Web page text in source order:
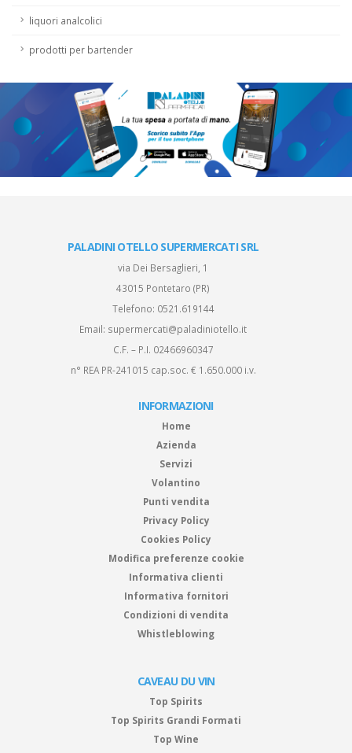
liquori analcolici
prodotti per bartender
PALADINI OTELLO SUPERMERCATI SRL
via Dei Bersaglieri, 1
43015 Pontetaro (PR)
Telefono: 0521.619144
Email: supermercati@paladiniotello.it
C.F. – P.I. 02466960347
n° REA PR-241015 cap.soc. € 1.650.000 i.v.
INFORMAZIONI
Home
Azienda
Servizi
Volantino
Punti vendita
Privacy Policy
Cookies Policy
Modifica preferenze cookie
Informativa clienti
Informativa fornitori
Condizioni di vendita
Whistleblowing
CAVEAU DU VIN
Top Spirits
Top Spirits Grandi Formati
Top Wine